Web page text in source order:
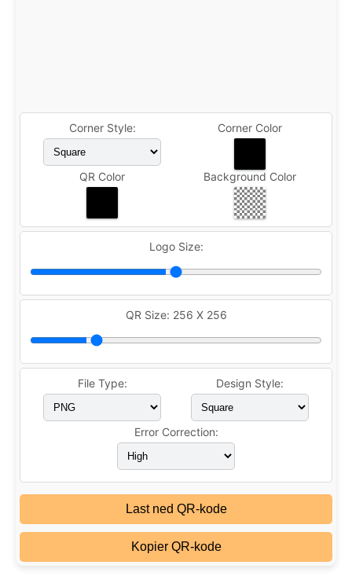
Corner Style: Corner Color
QR Color Background Color
Logo Size:
QR Size: 256 X 256
File Type: Design Style:
Error Correction:
Last ned QR-kode
Kopier QR-kode